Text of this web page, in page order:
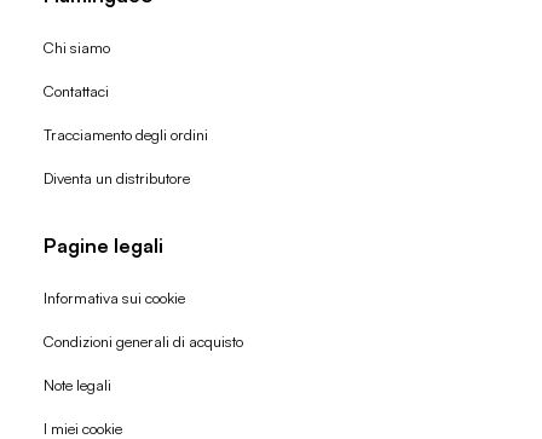
Chi siamo
Contattaci
Tracciamento degli ordini
Diventa un distributore
Pagine legali
Informativa sui cookie
Condizioni generali di acquisto
Note legali
I miei cookie
Politica di rimborso